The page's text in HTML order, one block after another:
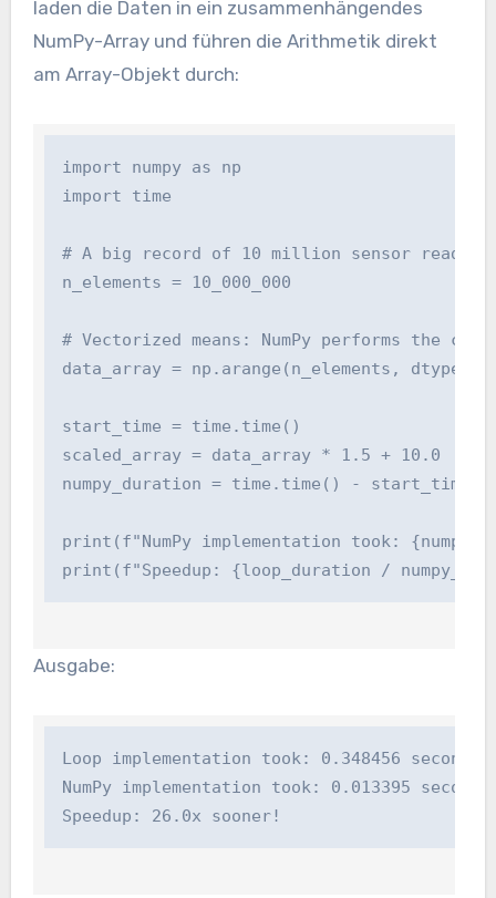
laden die Daten in ein zusammenhängendes
NumPy-Array und führen die Arithmetik direkt
am Array-Objekt durch:
import numpy as np
import time
# A big record of 10 million sensor
n_elements = 10_000_000
# Vectorized means: NumPy performs the
data_array = np.arange(n_elements,
start_time = time.time()
scaled_array = data_array * 1.5 + 10.0
numpy_duration = time.time() - start_time
print(f"NumPy implementation took:
print(f"Speedup: {loop_duration /
Ausgabe:
Loop implementation took: 0.348456 seconds
NumPy implementation took: 0.013395 seconds
Speedup: 26.0x sooner!